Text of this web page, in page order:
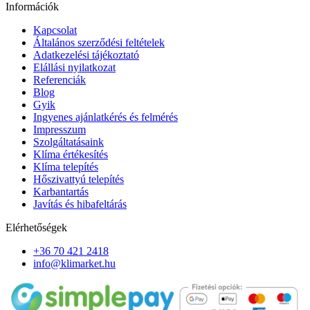
Információk
Kapcsolat
Általános szerződési feltételek
Adatkezelési tájékoztató
Elállási nyilatkozat
Referenciák
Blog
Gyik
Ingyenes ajánlatkérés és felmérés
Impresszum
Szolgáltatásaink
Klíma értékesítés
Klíma telepítés
Hőszivattyú telepítés
Karbantartás
Javítás és hibafeltárás
Elérhetőségek
+36 70 421 2418
info@klimarket.hu